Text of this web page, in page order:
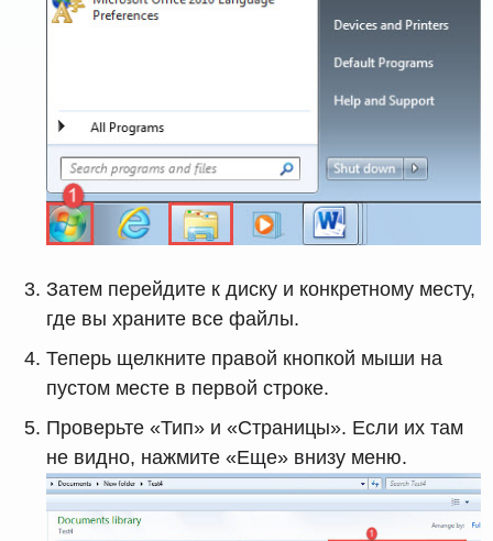
Затем перейдите к диску и конкретному месту,
где вы храните все файлы.
Теперь щелкните правой кнопкой мыши на
пустом месте в первой строке.
Проверьте «Тип» и «Страницы». Если их там
не видно, нажмите «Еще» внизу меню.